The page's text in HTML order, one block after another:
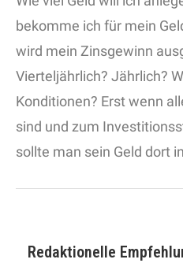
bekomme ich für mein
wird mein Zinsgewinn
Vierteljährlich? Jährlich?
Konditionen? Erst wenn
sind und zum
sollte man sein Geld dort
Redaktionelle